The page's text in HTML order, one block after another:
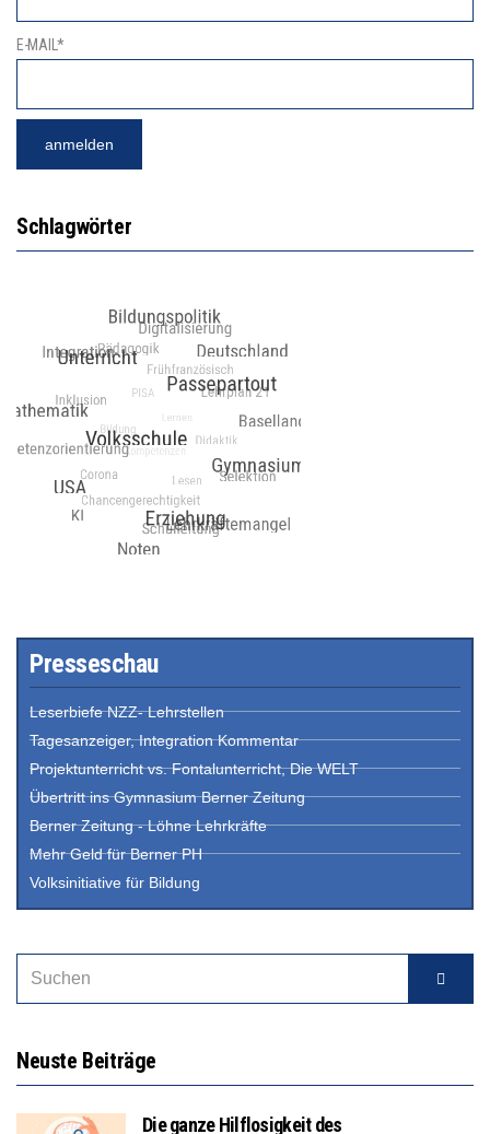
E-MAIL*
Schlagwörter
Presseschau
Leserbiefe NZZ- Lehrstellen
Tagesanzeiger, Integration Kommentar
Projektunterricht vs. Fontalunterricht, Die WELT
Übertritt ins Gymnasium Berner Zeitung
Berner Zeitung - Löhne Lehrkräfte
Mehr Geld für Berner PH
Volksinitiative für Bildung
Neuste Beiträge
Die ganze Hilflosigkeit des